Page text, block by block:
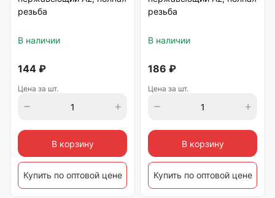
резьба
В наличии
144 ₽
Цена за шт.
В корзину
Купить по оптовой цене
резьба
В наличии
186 ₽
Цена за шт.
В корзину
Купить по оптовой цене